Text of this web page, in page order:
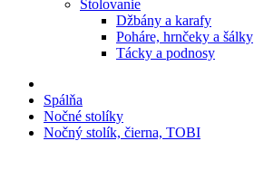
Stolovanie
Džbány a karafy
Poháre, hrnčeky a šálky
Tácky a podnosy
Spálňa
Nočné stolíky
Nočný stolík, čierna, TOBI